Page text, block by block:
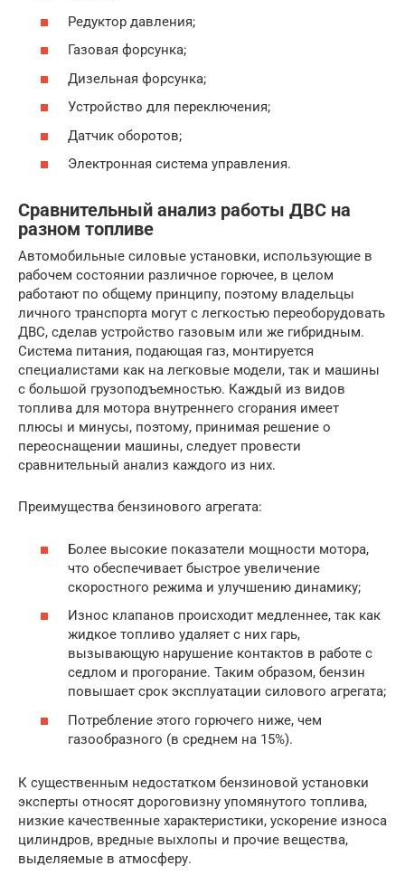
Редуктор давления;
Газовая форсунка;
Дизельная форсунка;
Устройство для переключения;
Датчик оборотов;
Электронная система управления.
Сравнительный анализ работы ДВС на
разном топливе
Автомобильные силовые установки, использующие в
рабочем состоянии различное горючее, в целом
работают по общему принципу, поэтому владельцы
личного транспорта могут с легкостью переоборудовать
ДВС, сделав устройство газовым или же гибридным.
Система питания, подающая газ, монтируется
специалистами как на легковые модели, так и машины
с большой грузоподъемностью. Каждый из видов
топлива для мотора внутреннего сгорания имеет
плюсы и минусы, поэтому, принимая решение о
переоснащении машины, следует провести
сравнительный анализ каждого из них.
Преимущества бензинового агрегата:
Более высокие показатели мощности мотора,
что обеспечивает быстрое увеличение
скоростного режима и улучшению динамику;
Износ клапанов происходит медленнее, так как
жидкое топливо удаляет с них гарь,
вызывающую нарушение контактов в работе с
седлом и прогорание. Таким образом, бензин
повышает срок эксплуатации силового агрегата;
Потребление этого горючего ниже, чем
газообразного (в среднем на 15%).
К существенным недостатком бензиновой установки
эксперты относят дороговизну упомянутого топлива,
низкие качественные характеристики, ускорение износа
цилиндров, вредные выхлопы и прочие вещества,
выделяемые в атмосферу.